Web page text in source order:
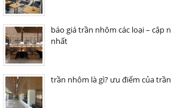
báo giá trần nhôm các loại – cập
nhất
trần nhôm là gì? ưu điểm của